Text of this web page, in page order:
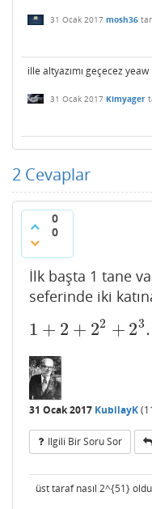
31 Ocak 2017 mosh36
ille altyazımı geçecez yeaw
31 Ocak 2017 Kimyager
2 Cevaplar
0
0
İlk başta 1 tane
seferinde iki
1 + 2 + 22 + 23.
1 +2+2 2+ 23. ..2 50=
31 Ocak 2017 KubilayK(
Ilgili Bir Soru Sor
üst taraf nasıl 2^{51}